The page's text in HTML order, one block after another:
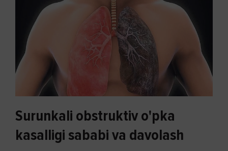
Surunkali obstruktiv o'pka
kasalligi sababi va davolash